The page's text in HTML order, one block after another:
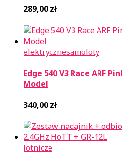
289,00 zł
elektrycznesamoloty
Edge 540 V3 Race ARF
Model
340,00 zł
lotnicze